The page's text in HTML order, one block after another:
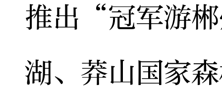
推出“冠军游
湖、莽山国家